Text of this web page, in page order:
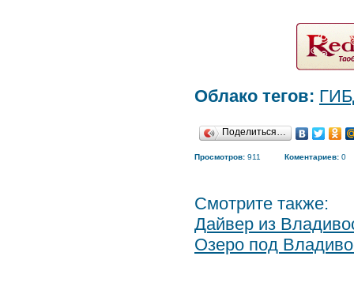
Облако тегов:
Поделиться…
Просмотров: 911 Коментариев: 0
Смотрите также:
Дайвер из
Озеро под